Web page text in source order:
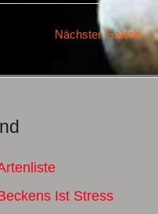
Nächster Galerie→
Ist Stress